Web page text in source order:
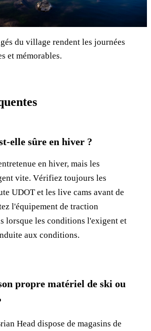
du village rendent les journées
et mémorables.
elle sûre en hiver ?
en hiver, mais les
vite. Vérifiez toujours les
UDOT et les live cams avant de
l'équipement de traction
lorsque les conditions l'exigent et
aux conditions.
propre matériel de ski ou
Head dispose de magasins de